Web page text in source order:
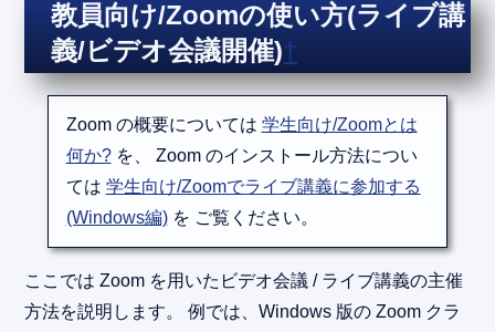
教員向け/Zoomの使い方(ライブ講
義/ビデオ会議開催)†
Zoom の概要については 学生向け/Zoomとは
何か?を、 Zoom のインストール方法につい
ては 学生向け/Zoomでライブ講義に参加する
(Windows編)を ご覧ください。
ここでは Zoom を用いたビデオ会議 / ライブ講義の主催
方法を説明します。 例では、Windows 版の Zoom クラ